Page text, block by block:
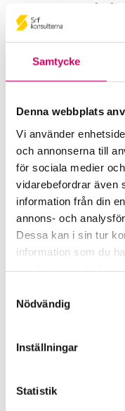
Samtycke
Denna webbplats
Vi använder
och annonserna till
för sociala medier
vidarebefordrar även
information från din
annons- och
Dessa kan i sin tur
information som du
Nödvändig
Inställningar
Statistik
Prenumerera på
Pressrum
Remisser
Samverkan med
Srf Fokusrapport
företagande
Våra nyhetskanaler
Tidningen
Öppet brev till
Framtidsutsikter i